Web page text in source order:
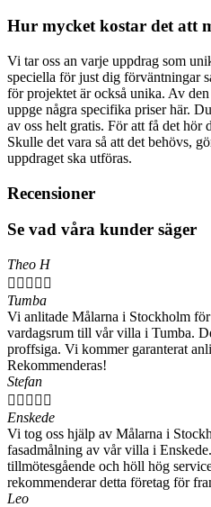
Hur mycket kostar det att
Vi tar oss an varje uppdrag som
speciella för just dig förväntningar
för projektet är också unika. Av
uppge några specifika priser här.
av oss helt gratis. För att få det hör
Skulle det vara så att det behövs,
uppdraget ska utföras.
Recensioner
Se vad våra kunder säger
Theo H
    
Tumba
Vi anlitade Målarna i Stockholm
vardagsrum till vår villa i Tumba.
proffsiga. Vi kommer garanterat
Rekommenderas!
Stefan
    
Enskede
Vi tog oss hjälp av Målarna i
fasadmålning av vår villa i
tillmötesgående och höll hög
rekommenderar detta företag för
Leo